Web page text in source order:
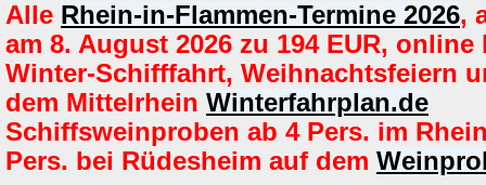
Alle Rhein-in-Flammen-Termine 2026,
am 8. August 2026 zu 194 EUR, online
Winter-Schifffahrt, Weihnachtsfeiern
dem Mittelrhein Winterfahrplan.de
Schiffsweinproben ab 4 Pers. im
Pers. bei Rüdesheim auf dem